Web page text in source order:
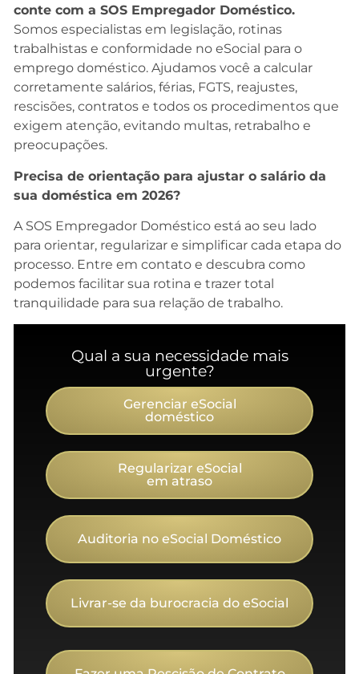
conte com a SOS Empregador Doméstico.
Somos especialistas em legislação, rotinas
trabalhistas e conformidade no eSocial para o
emprego doméstico. Ajudamos você a calcular
corretamente salários, férias, FGTS, reajustes,
rescisões, contratos e todos os procedimentos que
exigem atenção, evitando multas, retrabalho e
preocupações.
Precisa de orientação para ajustar o salário da
sua doméstica em 2026?
A SOS Empregador Doméstico está ao seu lado
para orientar, regularizar e simplificar cada etapa do
processo. Entre em contato e descubra como
podemos facilitar sua rotina e trazer total
tranquilidade para sua relação de trabalho.
Qual a sua necessidade mais
urgente?
Gerenciar eSocial
doméstico
Regularizar eSocial
em atraso
Auditoria no eSocial Doméstico
Livrar-se da burocracia do eSocial